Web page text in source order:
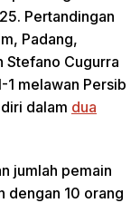
Pertandingan
Padang,
Stefano Cugurra
1 melawan Persib
dalam dua
jumlah pemain
dengan 10 orang